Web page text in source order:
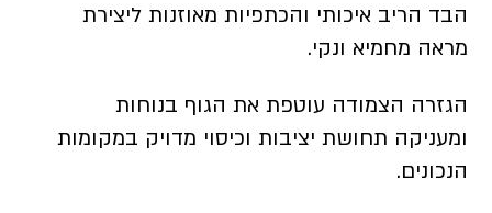
הבד הריב איכותי והכתפיות מאוזנות ליצירת
מראה מחמיא ונקי.
הגזרה הצמודה עוטפת את הגוף בנוחות
ומעניקה תחושת יציבות וכיסוי מדויק במקומות
הנכונים.